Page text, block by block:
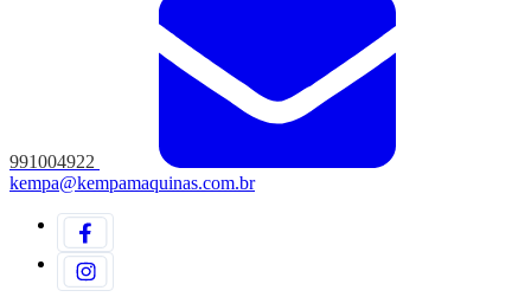
991004922
kempa@kempamaquinas.com.br